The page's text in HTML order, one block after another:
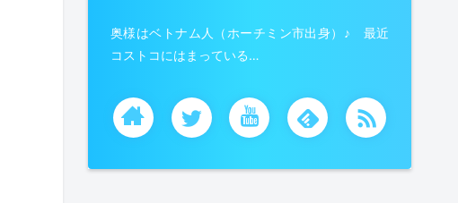
奥様はベトナム人（ホーチミン市出身）♪ 最近
コストコにはまっている…